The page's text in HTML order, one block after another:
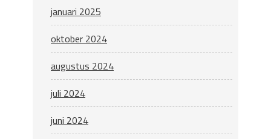
januari 2025
oktober 2024
augustus 2024
juli 2024
juni 2024